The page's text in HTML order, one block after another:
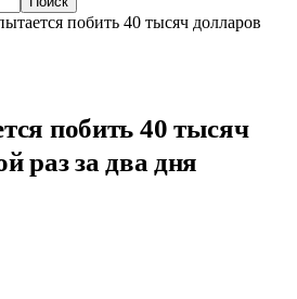
побить 40 тысяч долларов
побить 40 тысяч
раз за два дня